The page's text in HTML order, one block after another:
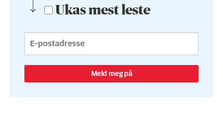
Ukas mest leste
Meld meg på